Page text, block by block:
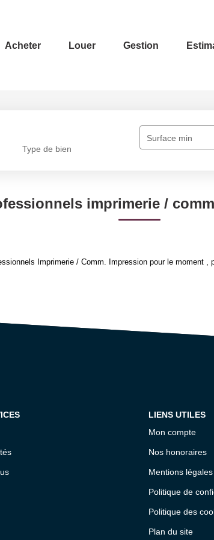
Acheter Louer Gestion
Type de bien
Surface min
imprimerie /
Imprimerie / Comm. Impression pour le moment ,
LIENS UTILES
Mon compte
Nos honoraires
Mentions légales
Politique de
Politique des
Plan du site